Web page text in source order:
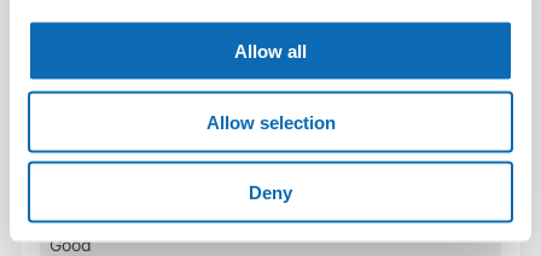
Allow all
Allow selection
Deny
Seven-Eleven Shinjuku Takadanobaba
本日營業時間: 00:00〜00:00
Good